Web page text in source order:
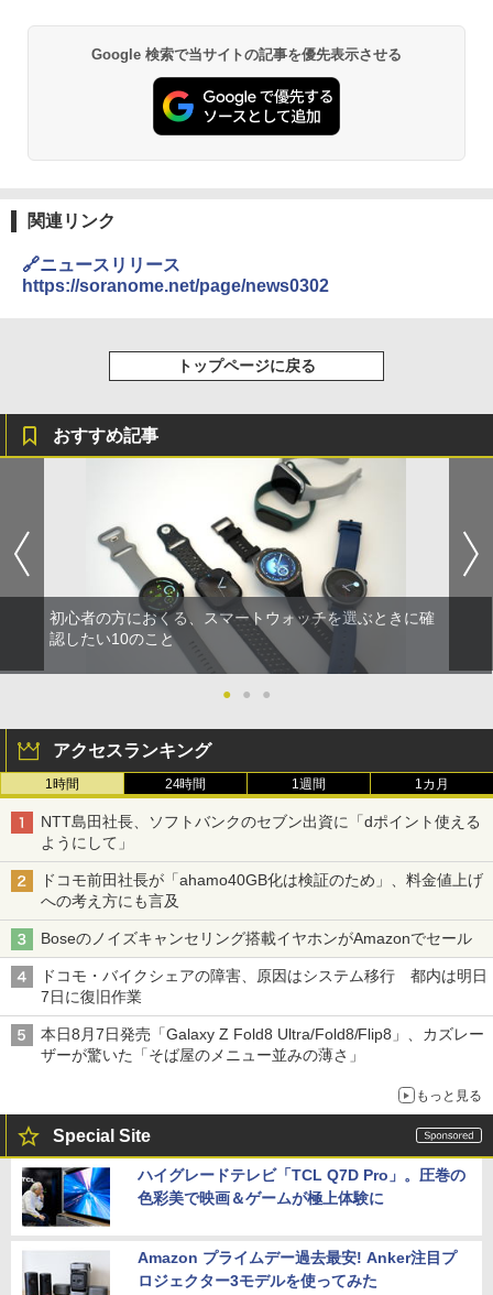
Google 検索で当サイトの記事を優先表示させる
関連リンク
🔗ニュースリリース
https://soranome.net/page/news0302
トップページに戻る
おすすめ記事
初心者の方におくる、スマートウォッチを選ぶときに確
認したい10のこと
● ● ●
アクセスランキング
1時間 24時間 1週間 1カ月
NTT島田社長、ソフトバンクのセブン出資に「dポイント使える
ようにして」
ドコモ前田社長が「ahamo40GB化は検証のため」、料金値上げ
への考え方にも言及
Boseのノイズキャンセリング搭載イヤホンがAmazonでセール
ドコモ・バイクシェアの障害、原因はシステム移行 都内は明日
7日に復旧作業
本日8月7日発売「Galaxy Z Fold8 Ultra/Fold8/Flip8」、カズレー
ザーが驚いた「そば屋のメニュー並みの薄さ」
もっと見る
Special Site
ハイグレードテレビ「TCL Q7D Pro」。圧巻の
色彩美で映画＆ゲームが極上体験に
Amazon プライムデー過去最安! Anker注目プ
ロジェクター3モデルを使ってみた